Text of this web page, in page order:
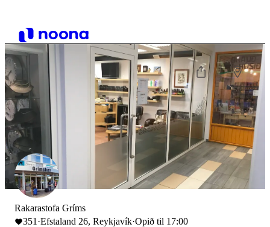
Rakarastofa Gríms
351 ·Efstaland 26, Reykjavík·Opið til 17:00